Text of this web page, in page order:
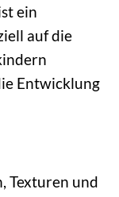
ein
auf die
Entwicklung
Texturen und